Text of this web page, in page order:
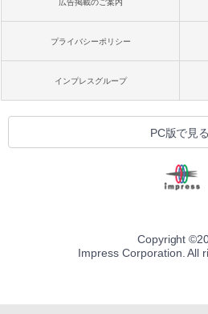
広告掲載のご案内
プライバシーポリシー
インプレスグループ
PC版で見る
Copyright ©
Impress Corporation. All